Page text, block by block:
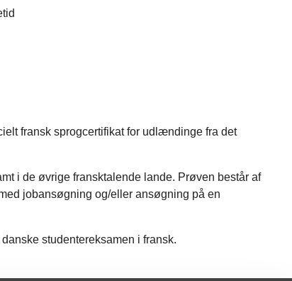
fransk sprogcertifikat for udlændinge fra det
i de øvrige fransktalende lande. Prøven består af
jobansøgning og/eller ansøgning på en
studentereksamen i fransk.